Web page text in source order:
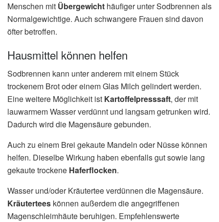
Menschen mit Übergewicht häufiger unter Sodbrennen als
Normalgewichtige. Auch schwangere Frauen sind davon
öfter betroffen.
Hausmittel können helfen
Sodbrennen kann unter anderem mit einem Stück
trockenem Brot oder einem Glas Milch gelindert werden.
Eine weitere Möglichkeit ist Kartoffelpresssaft, der mit
lauwarmem Wasser verdünnt und langsam getrunken wird.
Dadurch wird die Magensäure gebunden.
Auch zu einem Brei gekaute Mandeln oder Nüsse können
helfen. Dieselbe Wirkung haben ebenfalls gut sowie lang
gekaute trockene Haferflocken.
Wasser und/oder Kräutertee verdünnen die Magensäure.
Kräutertees können außerdem die angegriffenen
Magenschleimhäute beruhigen. Empfehlenswerte